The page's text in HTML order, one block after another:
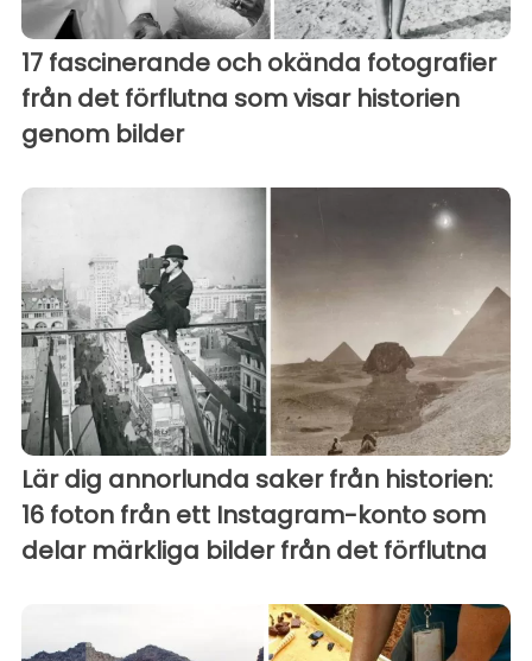
17 fascinerande och okända fotografier
från det förflutna som visar historien
genom bilder
Lär dig annorlunda saker från historien:
16 foton från ett Instagram-konto som
delar märkliga bilder från det förflutna